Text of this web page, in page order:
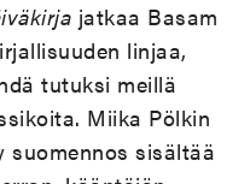
jatkaa Basam
linjaa,
tutuksi meillä
Miika Pölkin
suomennos sisältää